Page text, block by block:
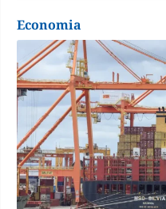
Economia